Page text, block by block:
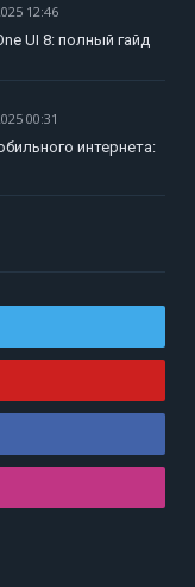
12:46
UI 8: полный гайд
00:31
интернета: